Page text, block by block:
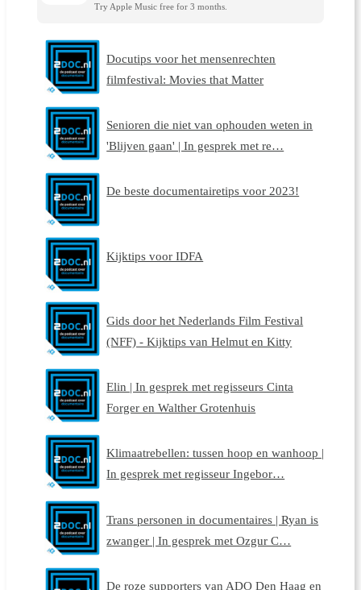
Try Apple Music free for 3 months.
Docutips voor het mensenrechten
filmfestival: Movies that Matter
Senioren die niet van ophouden weten in
'Blijven gaan' | In gesprek met re…
De beste documentairetips voor 2023!
Kijktips voor IDFA
Gids door het Nederlands Film Festival
(NFF) - Kijktips van Helmut en Kitty
Elin | In gesprek met regisseurs Cinta
Forger en Walther Grotenhuis
Klimaatrebellen: tussen hoop en wanhoop |
In gesprek met regisseur Ingebor…
Trans personen in documentaires | Ryan is
zwanger | In gesprek met Ozgur C…
De roze supporters van ADO Den Haag en